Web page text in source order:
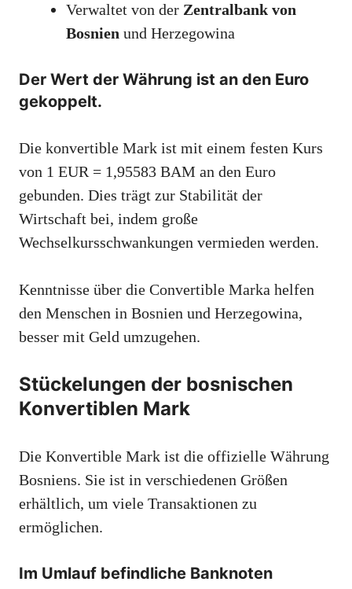
Verwaltet von der Zentralbank von
Bosnien und Herzegowina
Der Wert der Währung ist an den Euro
gekoppelt.
Die konvertible Mark ist mit einem festen Kurs
von 1 EUR = 1,95583 BAM an den Euro
gebunden. Dies trägt zur Stabilität der
Wirtschaft bei, indem große
Wechselkursschwankungen vermieden werden.
Kenntnisse über die Convertible Marka helfen
den Menschen in Bosnien und Herzegowina,
besser mit Geld umzugehen.
Stückelungen der bosnischen
Konvertiblen Mark
Die Konvertible Mark ist die offizielle Währung
Bosniens. Sie ist in verschiedenen Größen
erhältlich, um viele Transaktionen zu
ermöglichen.
Im Umlauf befindliche Banknoten